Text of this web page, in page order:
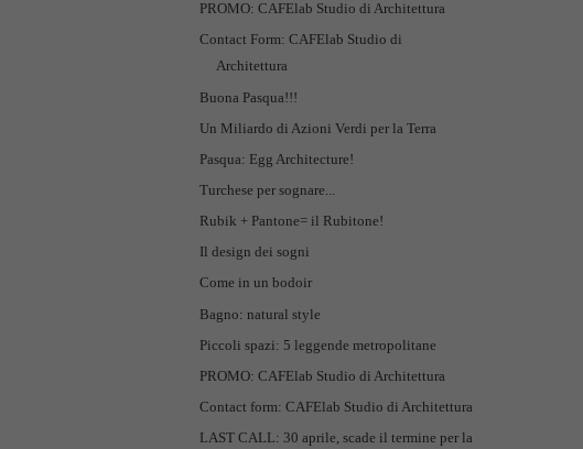
PROMO: CAFElab Studio di Architettura
Contact Form: CAFElab Studio di
Architettura
Buona Pasqua!!!
Un Miliardo di Azioni Verdi per la Terra
Pasqua: Egg Architecture!
Turchese per sognare...
Rubik + Pantone= il Rubitone!
Il design dei sogni
Come in un bodoir
Bagno: natural style
Piccoli spazi: 5 leggende metropolitane
PROMO: CAFElab Studio di Architettura
Contact form: CAFElab Studio di Architettura
LAST CALL: 30 aprile, scade il termine per la